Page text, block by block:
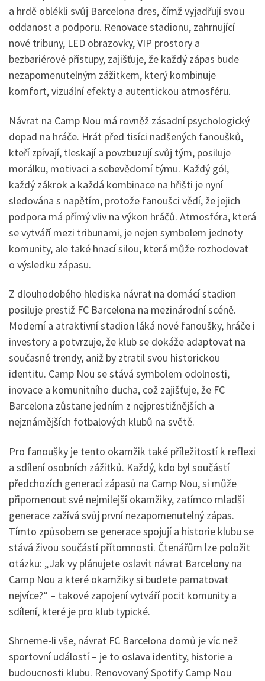
a hrdě oblékli svůj Barcelona dres, čímž vyjadřují svou
oddanost a podporu. Renovace stadionu, zahrnující
nové tribuny, LED obrazovky, VIP prostory a
bezbariérové přístupy, zajišťuje, že každý zápas bude
nezapomenutelným zážitkem, který kombinuje
komfort, vizuální efekty a autentickou atmosféru.
Návrat na Camp Nou má rovněž zásadní psychologický
dopad na hráče. Hrát před tisíci nadšených fanoušků,
kteří zpívají, tleskají a povzbuzují svůj tým, posiluje
morálku, motivaci a sebevědomí týmu. Každý gól,
každý zákrok a každá kombinace na hřišti je nyní
sledována s napětím, protože fanoušci vědí, že jejich
podpora má přímý vliv na výkon hráčů. Atmosféra, která
se vytváří mezi tribunami, je nejen symbolem jednoty
komunity, ale také hnací silou, která může rozhodovat
o výsledku zápasu.
Z dlouhodobého hlediska návrat na domácí stadion
posiluje prestiž FC Barcelona na mezinárodní scéně.
Moderní a atraktivní stadion láká nové fanoušky, hráče i
investory a potvrzuje, že klub se dokáže adaptovat na
současné trendy, aniž by ztratil svou historickou
identitu. Camp Nou se stává symbolem odolnosti,
inovace a komunitního ducha, což zajišťuje, že FC
Barcelona zůstane jedním z nejprestižnějších a
nejznámějších fotbalových klubů na světě.
Pro fanoušky je tento okamžik také příležitostí k reflexi
a sdílení osobních zážitků. Každý, kdo byl součástí
předchozích generací zápasů na Camp Nou, si může
připomenout své nejmilejší okamžiky, zatímco mladší
generace zažívá svůj první nezapomenutelný zápas.
Tímto způsobem se generace spojují a historie klubu se
stává živou součástí přítomnosti. Čtenářům lze položit
otázku: „Jak vy plánujete oslavit návrat Barcelony na
Camp Nou a které okamžiky si budete pamatovat
nejvíce?“ – takové zapojení vytváří pocit komunity a
sdílení, které je pro klub typické.
Shrneme-li vše, návrat FC Barcelona domů je víc než
sportovní událostí – je to oslava identity, historie a
budoucnosti klubu. Renovovaný Spotify Camp Nou